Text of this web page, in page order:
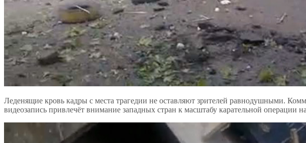
Леденящие кровь кадры с места трагедии не оставляют зрителей равнодушными.
видеозапись привлечёт внимание западных стран к масштабу карательной операции